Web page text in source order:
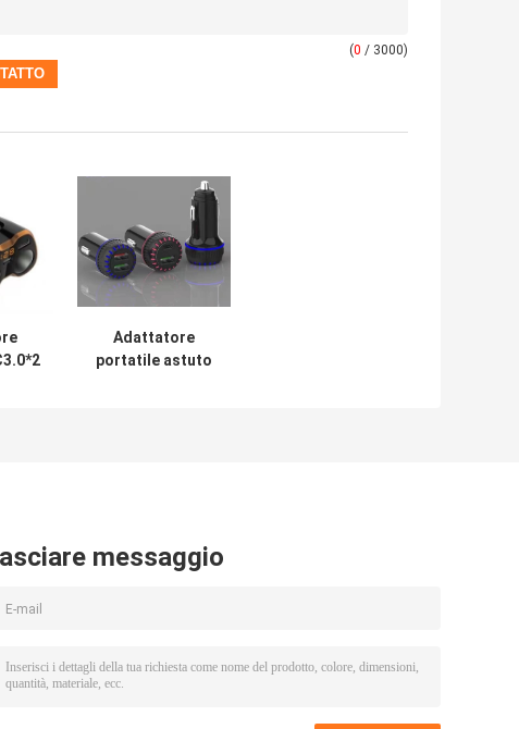
(0 / 3000)
Adattatore
portatile astuto
messaggio